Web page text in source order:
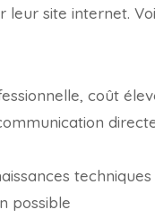
site internet.
coût
techniques
possible